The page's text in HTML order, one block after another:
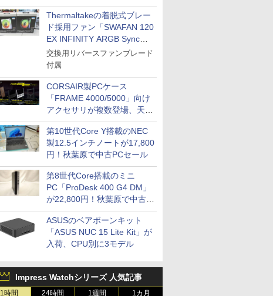
Thermaltakeの着脱式ブレー
ド採用ファン「SWAFAN 120
EX INFINITY ARGB Sync」
に単品パッケージ
交換用リバースファンブレード
付属
CORSAIR製PCケース
「FRAME 4000/5000」向け
アクセサリが複数登場、天然
木製パネルや背面コネクタ対
応トレイなど
第10世代Core Y搭載のNEC
製12.5インチノートが17,800
円！秋葉原で中古PCセール
第8世代Core搭載のミニ
PC「ProDesk 400 G4 DM」
が22,800円！秋葉原で中古
PCセール
ASUSのベアボーンキット
「ASUS NUC 15 Lite Kit」が
入荷、CPU別に3モデル
Impress Watchシリーズ 人気記事
1時間 24時間 1週間 1カ月